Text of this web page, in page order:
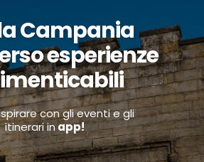
Campania
esperienze
con gli eventi e gli
itinerari inapp!